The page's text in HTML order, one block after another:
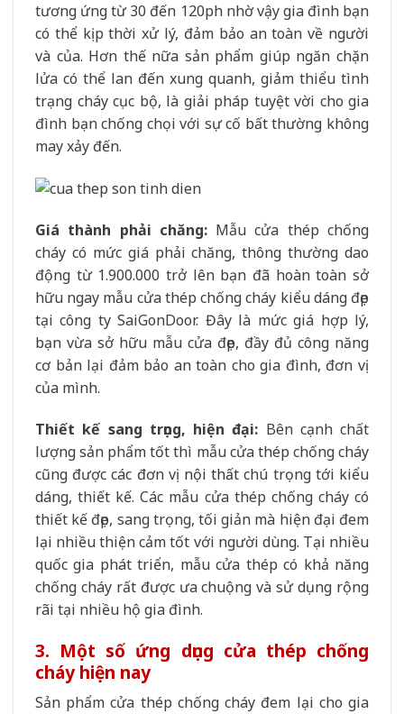
tương ứng từ 30 đến 120ph nhờ vậy gia đình bạn
có thể kịp thời xử lý, đảm bảo an toàn về người
và của. Hơn thế nữa sản phẩm giúp ngăn chặn
lửa có thể lan đến xung quanh, giảm thiểu tình
trạng cháy cục bộ, là giải pháp tuyệt vời cho gia
đình bạn chống chọi với sự cố bất thường không
may xảy đến.
Giá thành phải chăng:Mẫu cửa thép chống
cháy có mức giá phải chăng, thông thường dao
động từ 1.900.000 trở lên bạn đã hoàn toàn sở
hữu ngay mẫu cửa thép chống cháy kiểu dáng đẹp
tại công ty SaiGonDoor. Đây là mức giá hợp lý,
bạn vừa sở hữu mẫu cửa đẹp, đầy đủ công năng
cơ bản lại đảm bảo an toàn cho gia đình, đơn vị
của mình.
Thiết kế sang trọng, hiện đại: Bên cạnh chất
lượng sản phẩm tốt thì mẫu cửa thép chống cháy
cũng được các đơn vị nội thất chú trọng tới kiểu
dáng, thiết kế. Các mẫu cửa thép chống cháy có
thiết kế đẹp, sang trọng, tối giản mà hiện đại đem
lại nhiều thiện cảm tốt với người dùng. Tại nhiều
quốc gia phát triển, mẫu cửa thép có khả năng
chống cháy rất được ưa chuộng và sử dụng rộng
rãi tại nhiều hộ gia đình.
3. Một số ứng dụng cửa thép chống
cháy hiện nay
Sản phẩm cửa thép chống cháy đem lại cho gia